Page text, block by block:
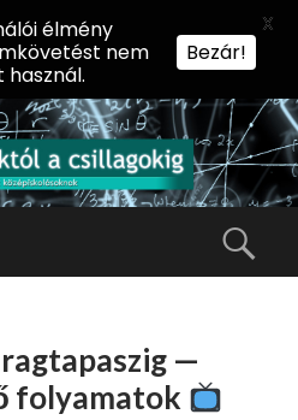
AZ
KT
Ó
Előadássorozat
Természettudományi
Kar Fizikai
—
folyamatok
élmény
nem
Bezár!
X